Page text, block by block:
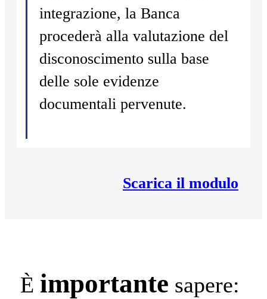
integrazione, la Banca
procederà alla valutazione del
disconoscimento sulla base
delle sole evidenze
documentali pervenute.
Scarica il modulo
È importante sapere: